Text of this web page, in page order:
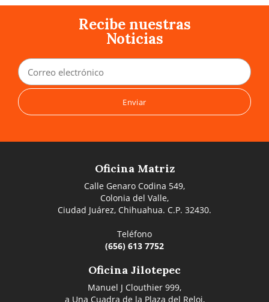
Recibe nuestras
Noticias
Oficina Matriz
Calle Genaro Codina 549,
Colonia del Valle,
Ciudad Juárez, Chihuahua. C.P. 32430.
Teléfono
(656) 613 7752
Oficina Jilotepec
Manuel J Clouthier 999,
a Una Cuadra de la Plaza del Reloj,